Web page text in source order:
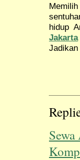
Memilih
hidup
Jakarta